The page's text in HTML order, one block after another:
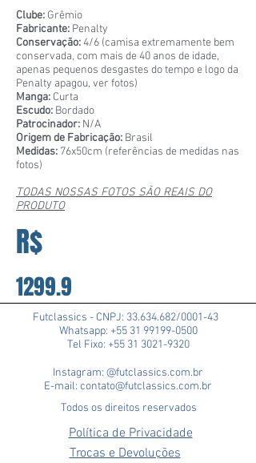
Clube: Grêmio
Fabricante: Penalty
Conservação:4/6 (camisa extremamente bem
conservada, com mais de 40 anos de idade,
apenas pequenos desgastes do tempo e logo da
Penalty apagou, ver fotos)
Manga: Curta
Escudo: Bordado
Patrocinador: N/A
Origem de Fabricação: Brasil
Medidas: 76x50cm (referências de medidas nas
fotos)
TODAS NOSSAS FOTOS SÃO REAIS DO
PRODUTO
R$
1299.9
Futclassics - CNPJ: 33.634.682/0001-43
Whatsapp: +55 31 99199-0500
Tel Fixo: +55 31 3021-9320
Instagram: @futclassics.com.br
E-mail: contato@futclassics.com.br
Todos os direitos reservados
Política de Privacidade
Trocas e Devoluções